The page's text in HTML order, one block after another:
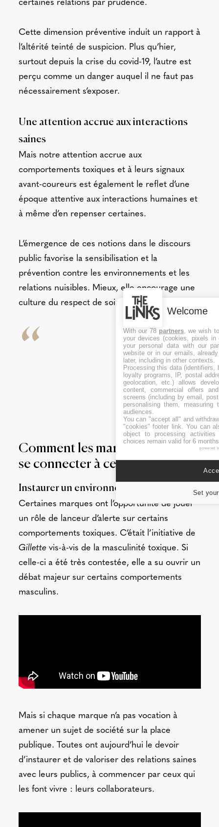
certaines relations par prudence.
Cette dimension préventive induit un rapport à
l’altérité teinté de suspicion. Plus qu’hier,
surtout depuis la crise du covid-19, l’autre est
perçu comme un danger auquel il ne faut pas
nécessairement s’exposer.
Une attention accrue aux interactions
saines
Mais notre attention accrue aux
comportements toxiques et à leurs signaux
avant-coureurs est également le reflet d’une
époque attentive aux interactions humaines et
à même d’en repenser certaines.
L’émergence de ces notions dans le discours
public favorise la sensibilisation et la
prévention contre les environnements et les
relations nuisibles. Mieux, elle encourage une
culture du respect de soi et des autres.
Comment les marques peuvent
se connecter à ce signal ?
Instaurer un environnement sain
Certaines marques ont l’opportunité de jouer
un rôle de lanceur d’alerte sur certains
comportements toxiques. C’était l’initiative de
Gillettevis-à-vis de la masculinité toxique. Si
celle-ci a été très contestée, elle a su ouvrir un
débat majeur sur certains comportements
masculins.
Mais si chaque marque n’a pas vocation à
amener un sujet de société sur la place
publique. Toutes ont aujourd’hui le devoir
d’instaurer et de valoriser des relations saines
avec leurs publics, à commencer par ceux qui
les font vivre : leurs collaborateurs.
Welcome
With our 78 partners , we wish
your devices (cookies, pixels
your personal data with our
website or in our emails,
later, including in other contexts.
Processing this data (identifiers,
loyalty programs, IP, postal
geolocation, etc.) allows
content, commercial offers
screens (including by email,
personalising them, measuring
audiences.
You can "accept all" and
"cookies" footer link . You can
object to processing
choices remain valid for 6
powered
Set